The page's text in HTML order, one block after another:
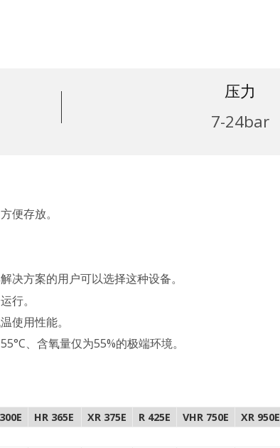
压力
7-24bar
便存放。
决方案的用户可以选择这种设备。
行。
使用性能。
、含氧量仅为55%的极端环境。
HR 365E XR 375E R 425E VHR 750E XR 950E